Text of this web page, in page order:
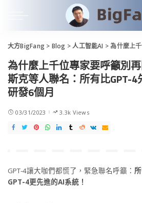
大方BigFang > Blog >人工智能AI >為什麼上千位專家要呼籲別
為什麼上千位專家要呼籲別
斯克等人聯名：所有比GPT-
研發6個月
03/31/2023 3.3k Views
GPT-4讓大咖們都慌了，緊急聯名呼籲：
GPT-4更先進的AI系統！